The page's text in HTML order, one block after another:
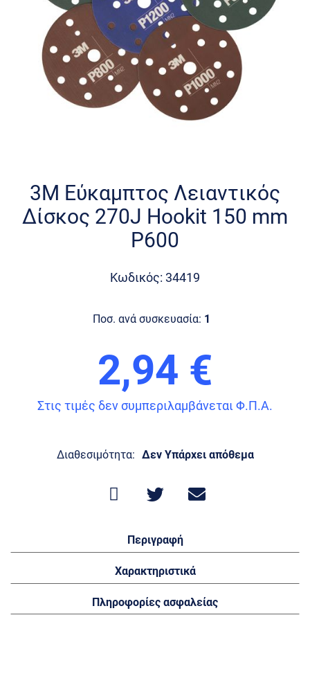
beginning
3M Εύκαμπτος Λειαντικός
Δίσκος 270J Hookit 150 mm
P600
Κωδικός: 34419
Ποσ. ανά συσκευασία: 1
2,94 €
Στις τιμές δεν συμπεριλαμβάνεται Φ.Π.Α.
Διαθεσιμότητα: Δεν Υπάρχει απόθεμα
Περιγραφή
Χαρακτηριστικά
Πληροφορίες ασφαλείας